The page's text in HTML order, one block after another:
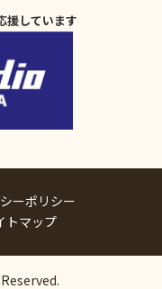
援しています
ーポリシー
トマップ